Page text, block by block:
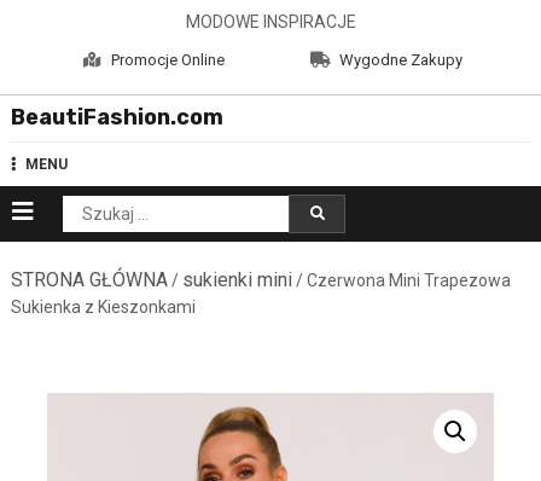
MODOWE INSPIRACJE
Promocje Online Wygodne Zakupy
BeautiFashion.com
MENU
Szukaj:
STRONA GŁÓWNA/ sukienki mini/ Czerwona Mini Trapezowa
Sukienka z Kieszonkami